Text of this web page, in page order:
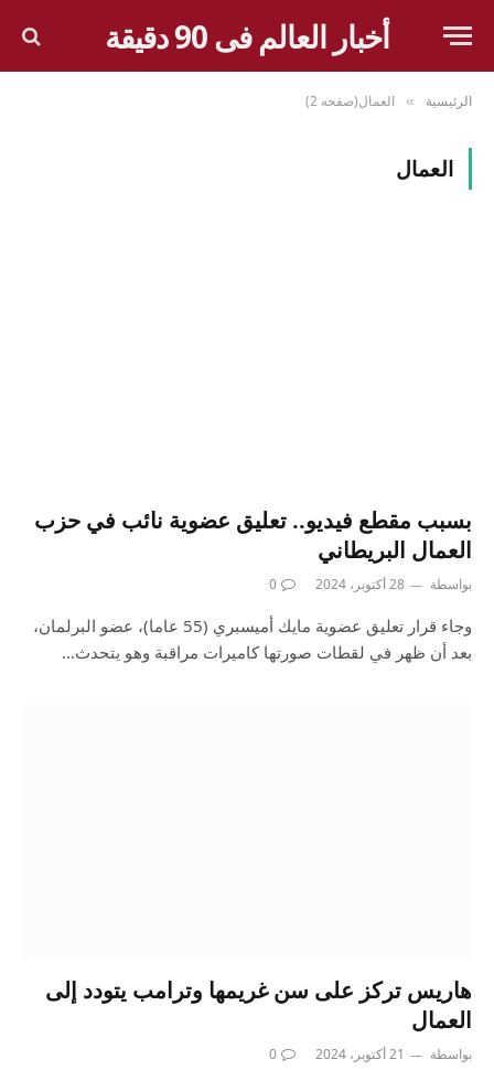
أخبار العالم فى 90 دقيقة
الرئيسية » العمال(صفحه 2)
العمال
بسبب مقطع فيديو.. تعليق عضوية نائب في حزب
العمال البريطاني
بواسطة 28 أكتوبر، 2024 0
وجاء قرار تعليق عضوية مايك أميسبري (55 عاما)، عضو البرلمان،
بعد أن ظهر في لقطات صورتها كاميرات مراقبة وهو يتحدث…
هاريس تركز على سن غريمها وترامب يتودد إلى
العمال
بواسطة 21 أكتوبر، 2024 0